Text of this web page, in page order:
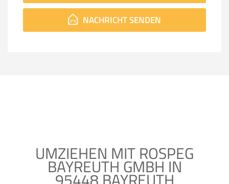
NACHRICHT SENDEN
UMZIEHEN MIT ROSPEG
BAYREUTH GMBH IN